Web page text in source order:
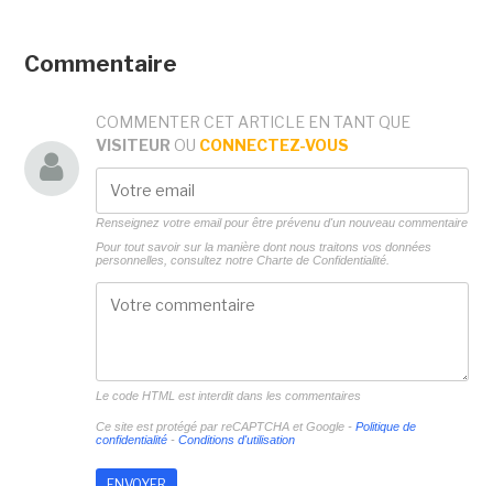
Commentaire
COMMENTER CET ARTICLE EN TANT QUE
VISITEUR OU CONNECTEZ-VOUS
Renseignez votre email pour être prévenu d'un nouveau commentaire
Pour tout savoir sur la manière dont nous traitons vos données
personnelles, consultez notre Charte de Confidentialité.
Le code HTML est interdit dans les commentaires
Ce site est protégé par reCAPTCHA et Google - Politique de
confidentialité- Conditions d'utilisation